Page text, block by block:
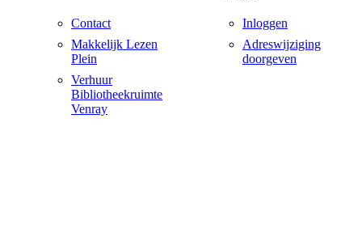
Contact
Makkelijk Lezen
Plein
Verhuur
Bibliotheekruimte
Venray
Inloggen
Adreswijziging
doorgeven